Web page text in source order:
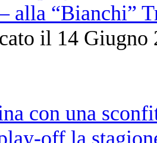
alla “Bianchi”
il 14 Giugno